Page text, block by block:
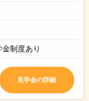
制度あり
見学会の詳細